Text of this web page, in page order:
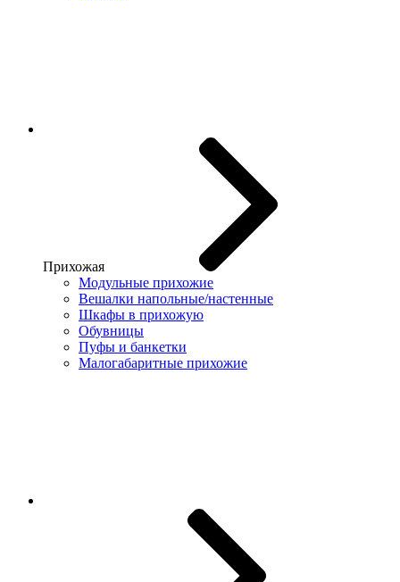
Прихожая
Модульные прихожие
Вешалки напольные/настенные
Шкафы в прихожую
Обувницы
Пуфы и банкетки
Малогабаритные прихожие